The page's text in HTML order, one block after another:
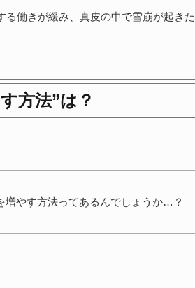
る働きが緩み、真皮の中で雪崩が起き
方法”は？
増やす方法ってあるんでしょうか…？